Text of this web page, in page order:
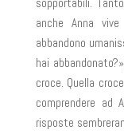
anche Anna
abbandono
hai
croce. Quella
comprendere ad
risposte